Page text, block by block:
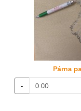
Párna
-